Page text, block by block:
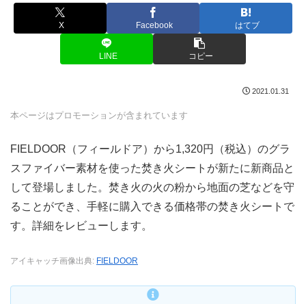
X Facebook はてブ
LINE コピー
2021.01.31
本ページはプロモーションが含まれています
FIELDOOR（フィールドア）から1,320円（税込）のグラ
スファイバー素材を使った焚き火シートが新たに新商品と
して登場しました。焚き火の火の粉から地面の芝などを守
ることができ、手軽に購入できる価格帯の焚き火シートで
す。詳細をレビューします。
アイキャッチ画像出典: FIELDOOR